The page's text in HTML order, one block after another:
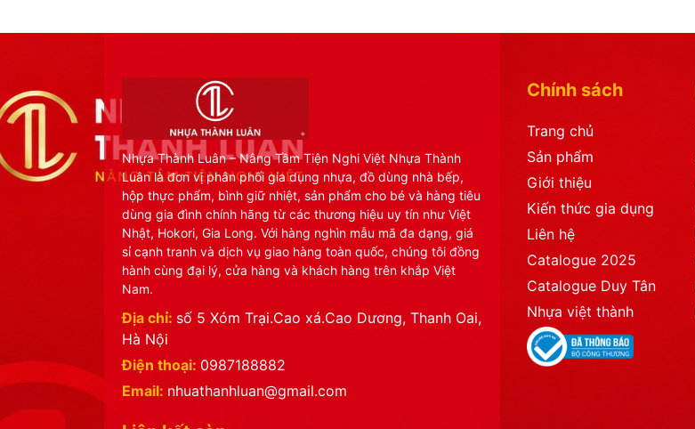
Nhựa Thành Luân – Nâng Tầm Tiện Nghi Việt Nhựa Thành
Luân là đơn vị phân phối gia dụng nhựa, đồ dùng nhà bếp,
hộp thực phẩm, bình giữ nhiệt, sản phẩm cho bé và hàng tiêu
dùng gia đình chính hãng từ các thương hiệu uy tín như Việt
Nhật, Hokori, Gia Long. Với hàng nghìn mẫu mã đa dạng, giá
sỉ cạnh tranh và dịch vụ giao hàng toàn quốc, chúng tôi đồng
hành cùng đại lý, cửa hàng và khách hàng trên khắp Việt
Nam.
Địa chỉ: số 5 Xóm Trại.Cao xá.Cao Dương, Thanh Oai,
Hà Nội
Điện thoại: 0987188882
Email: nhuathanhluan@gmail.com
Chính sách
Trang chủ
Sản phẩm
Giới thiệu
Kiến thức gia dụng
Liên hệ
Catalogue 2025
Catalogue Duy Tân
Nhựa việt thành